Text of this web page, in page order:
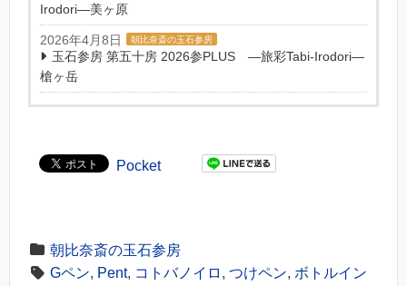
Irodori―美ヶ原
2026年4月8日 朝比奈斎の玉石参房
玉石参房 第五十房 2026参PLUS ―旅彩Tabi-Irodori―
槍ヶ岳
Pocket
朝比奈斎の玉石参房
Gペン, Pent, コトバノイロ , つけペン, ボトルイン